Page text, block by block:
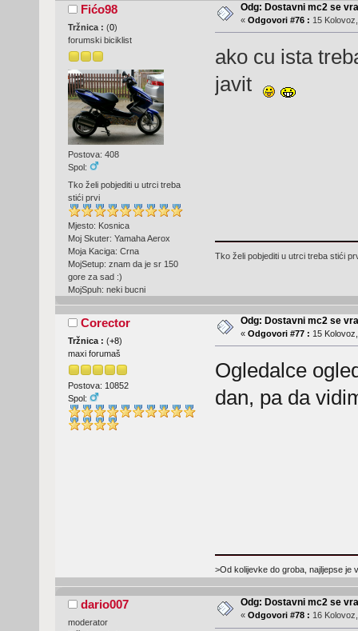
Fićo98
Tržnica : (0)
forumski biciklist
Postova: 408
Spol:
Tko želi pobjediti u utrci treba
stići prvi
Mjesto: Kosnica
Moj Skuter: Yamaha Aerox
Moja Kaciga: Crna
MojSetup: znam da je sr 150
gore za sad :)
MojSpuh: neki bucni
Odg: Dostavni mc2 se
« Odgovori #76 : 15
ako cu ista
javit
Tko želi pobjediti u utrci treba stići
Corector
Tržnica : (+8)
maxi forumaš
Postova: 10852
Spol:
Odg: Dostavni mc2 se
« Odgovori #77 : 15
Ogledalce
dan, pa da
>Od kolijevke do groba, najljepse je
dario007
moderator
Odg: Dostavni mc2 se
« Odgovori #78 : 16